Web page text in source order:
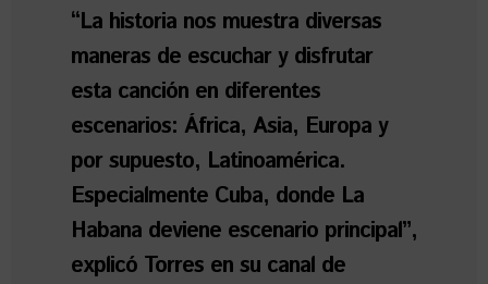
“La historia nos muestra diversas
maneras de escuchar y disfrutar
esta canción en diferentes
escenarios: África, Asia, Europa y
por supuesto, Latinoamérica.
Especialmente Cuba, donde La
Habana deviene escenario principal”,
explicó Torres en su canal de